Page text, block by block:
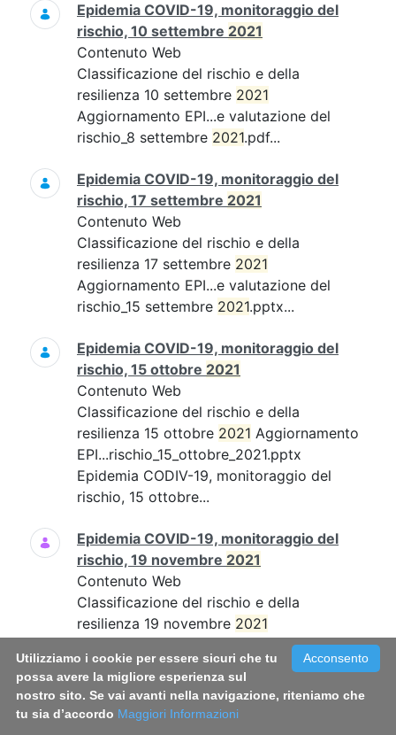
Epidemia COVID-19, monitoraggio del
rischio, 10 settembre 2021
Contenuto Web
Classificazione del rischio e della
resilienza 10 settembre 2021
Aggiornamento EPI...e valutazione del
rischio_8 settembre 2021.pdf...
Epidemia COVID-19, monitoraggio del
rischio, 17 settembre 2021
Contenuto Web
Classificazione del rischio e della
resilienza 17 settembre 2021
Aggiornamento EPI...e valutazione del
rischio_15 settembre 2021.pptx...
Epidemia COVID-19, monitoraggio del
rischio, 15 ottobre 2021
Contenuto Web
Classificazione del rischio e della
resilienza 15 ottobre 2021 Aggiornamento
EPI...rischio_15_ottobre_2021.pptx
Epidemia CODIV-19, monitoraggio del
rischio, 15 ottobre...
Epidemia COVID-19, monitoraggio del
rischio, 19 novembre 2021
Contenuto Web
Classificazione del rischio e della
resilienza 19 novembre 2021
Aggiornamento EPI...19_novembre_21.pdf
Epidemia COVID-19, monitoraggio del
rischio, 19 novembre...
Acconsento
Utilizziamo i cookie per essere sicuri che tu
possa avere la migliore esperienza sul
nostro sito. Se vai avanti nella navigazione, riteniamo che
tu sia d’accordo Maggiori Informazioni